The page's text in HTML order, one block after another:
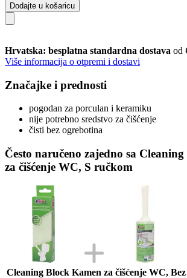
Dodajte u košaricu
Hrvatska: besplatna standardna dostava od
Više informacija o otpremi i dostavi
Značajke i prednosti
pogodan za porculan i keramiku
nije potrebno sredstvo za čišćenje
čisti bez ogrebotina
Često naručeno zajedno sa
za čišćenje WC, S ručkom
Cleaning Block Kamen za čišćenje WC,